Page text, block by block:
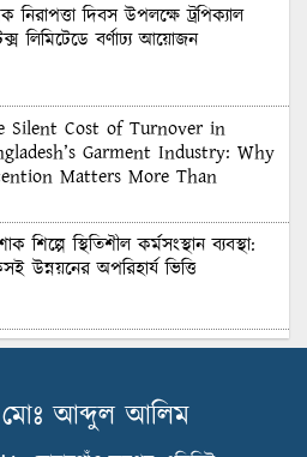
নিরাপত্তা দিবস উপলক্ষে ট্রপিক্যাল
লিমিটেডে বর্ণাঢ্য আয়োজন
Silent Cost of Turnover in
Garment Industry: Why
Matters More Than
শিল্পে স্থিতিশীল কর্মসংস্থান ব্যবস্থা:
উন্নয়নের অপরিহার্য ভিত্তি
দেয়াল ভাঙার সুযোগ: মার্কিন বাজারে
আব্দুল আলিম